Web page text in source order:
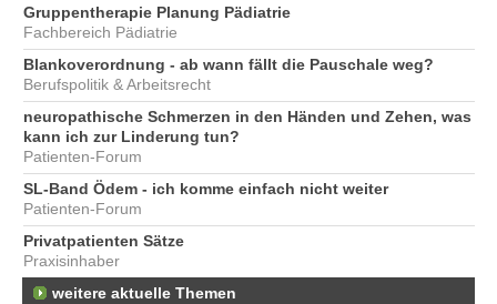
Gruppentherapie Planung Pädiatrie
Fachbereich Pädiatrie
Blankoverordnung - ab wann fällt die Pauschale weg?
Berufspolitik & Arbeitsrecht
neuropathische Schmerzen in den Händen und Zehen, was
kann ich zur Linderung tun?
Patienten-Forum
SL-Band Ödem - ich komme einfach nicht weiter
Patienten-Forum
Privatpatienten Sätze
Praxisinhaber
weitere aktuelle Themen